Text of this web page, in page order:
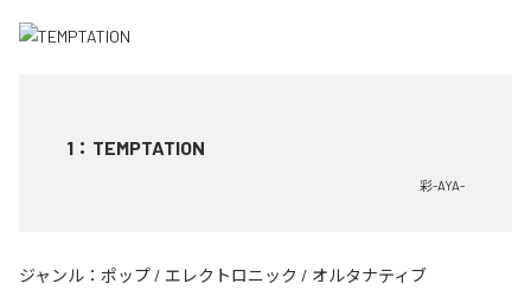
1 ： TEMPTATION
彩-AYA-
ジャンル： ポップ / エレクトロニック / オルタナティブ